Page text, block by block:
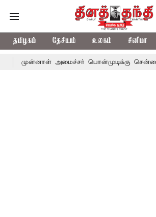
தமிழகம் தேசியம் உலகம் சினிமா
அமைச்சர் பொன்முடிக்கு சென்னை நீதிமன்றம்